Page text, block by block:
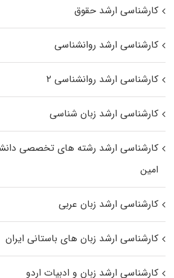
کارشناسی ارشد حقوق
کارشناسی ارشد روانشناسی
کارشناسی ارشد روانشناسی ۲
کارشناسی ارشد زبان شناسی
کارشناسی ارشد رﺷﺘﻪ ﻫﺎی تخصصی
اﻣﻴﻦ
کارشناسی ارشد زبان عربی
کارشناسی ارشد زبان‌ های باستانی ایران
کارشناسی ارشد زبان و ادبیات اردو